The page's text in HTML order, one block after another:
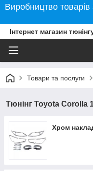
Виробництво
Інтернет магазин
Товари та послуги
Тюнінг Toyota Corolla
Хром